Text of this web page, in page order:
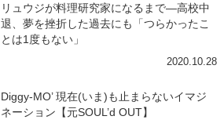
リュウジが料理研究家になるまで―高校中
退、夢を挫折した過去にも「つらかったこ
とは1度もない」
2020.10.28
Diggy-MO’ 現在(いま)も止まらないイマジ
ネーション【元SOUL’d OUT】